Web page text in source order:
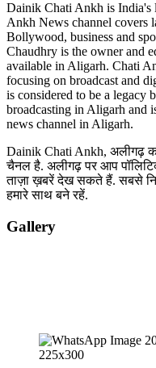
Dainik Chati Ankh is India's
Ankh News channel covers
Bollywood, business and
Chaudhry is the owner and
available in Aligarh. Chati
focusing on broadcast and
is considered to be a legacy
broadcasting in Aligarh and
news channel in Aligarh.
Dainik Chati Ankh, अलीगढ़
चैनल है. अलीगढ़ पर आप
ताज़ा ख़बरें देख सकते हैं. सबसे
हमारे साथ बने रहें.
Gallery